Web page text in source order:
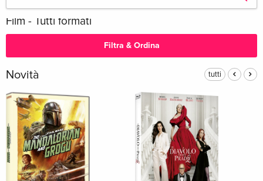
Film - Tutti formati
Filtra & Ordina
Novità tutti